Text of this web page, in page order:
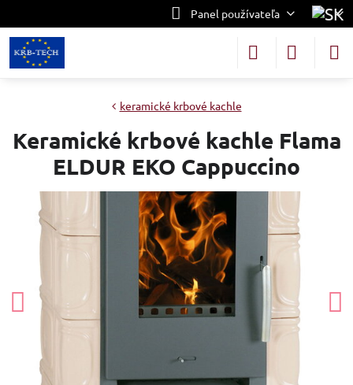
Panel používateľa
keramické krbové kachle
Keramické krbové kachle Flama
ELDUR EKO Cappuccino